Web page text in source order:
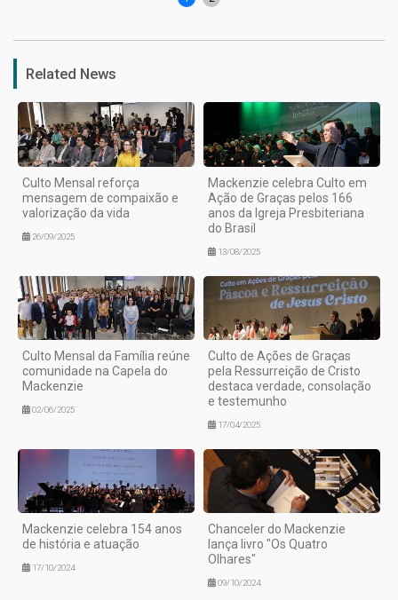
Related News
Culto Mensal reforça
mensagem de compaixão e
valorização da vida
26/09/2025
Mackenzie celebra Culto em
Ação de Graças pelos 166
anos da Igreja Presbiteriana
do Brasil
13/08/2025
Culto Mensal da Família reúne
comunidade na Capela do
Mackenzie
02/06/2025
Culto de Ações de Graças
pela Ressurreição de Cristo
destaca verdade, consolação
e testemunho
17/04/2025
Mackenzie celebra 154 anos
de história e atuação
17/10/2024
Chanceler do Mackenzie
lança livro "Os Quatro
Olhares"
09/10/2024